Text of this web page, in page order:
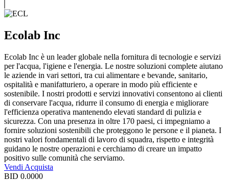
Ecolab Inc
Ecolab Inc è un leader globale nella fornitura di tecnologie e servizi
per l'acqua, l'igiene e l'energia. Le nostre soluzioni complete aiutano
le aziende in vari settori, tra cui alimentare e bevande, sanitario,
ospitalità e manifatturiero, a operare in modo più efficiente e
sostenibile. I nostri prodotti e servizi innovativi consentono ai clienti
di conservare l'acqua, ridurre il consumo di energia e migliorare
l'efficienza operativa mantenendo elevati standard di pulizia e
sicurezza. Con una presenza in oltre 170 paesi, ci impegniamo a
fornire soluzioni sostenibili che proteggono le persone e il pianeta. I
nostri valori fondamentali di lavoro di squadra, rispetto e integrità
guidano le nostre operazioni e cerchiamo di creare un impatto
positivo sulle comunità che serviamo.
Vendi Acquista
BID 0.0000